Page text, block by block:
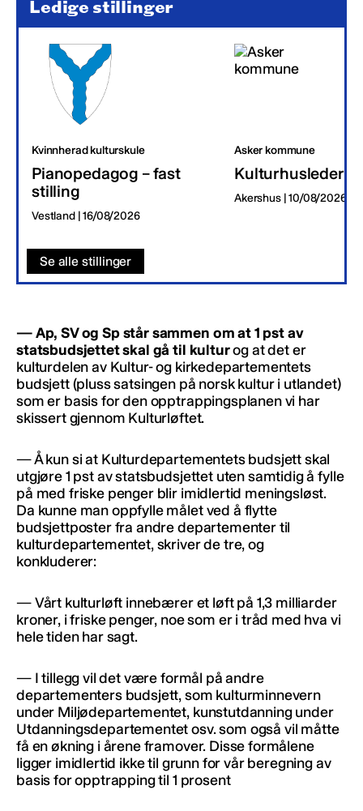
Ledige stillinger
Kvinnherad kulturskule
Pianopedagog – fast
stilling
Vestland | 16/08/2026
Asker kommune
Kulturhusleder
Akershus | 10/08/2026
Se alle stillinger
— Ap, SV og Sp står sammen om at 1 pst av
statsbudsjettet skal gå til kulturog at det er
kulturdelen av Kultur- og kirkedepartementets
budsjett (pluss satsingen på norsk kultur i utlandet)
som er basis for den opptrappingsplanen vi har
skissert gjennom Kulturløftet.
— Å kun si at Kulturdepartementets budsjett skal
utgjøre 1 pst av statsbudsjettet uten samtidig å fylle
på med friske penger blir imidlertid meningsløst.
Da kunne man oppfylle målet ved å flytte
budsjettposter fra andre departementer til
kulturdepartementet, skriver de tre, og
konkluderer:
— Vårt kulturløft innebærer et løft på 1,3 milliarder
kroner, i friske penger, noe som er i tråd med hva vi
hele tiden har sagt.
— I tillegg vil det være formål på andre
departementers budsjett, som kulturminnevern
under Miljødepartementet, kunstutdanning under
Utdanningsdepartementet osv. som også vil måtte
få en økning i årene framover. Disse formålene
ligger imidlertid ikke til grunn for vår beregning av
basis for opptrapping til 1 prosent